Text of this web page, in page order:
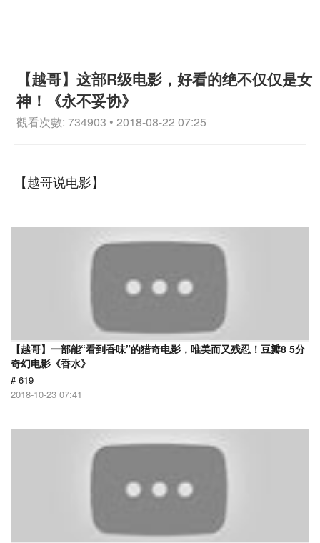
【越哥】这部R级电影，好看的绝不仅仅是女
神！《永不妥协》
觀看次數: 734903 • 2018-08-22 07:25
【越哥说电影】
【越哥】一部能“看到香味”的猎奇电影，唯美而又残忍！豆瓣8 5分
奇幻电影《香水》
# 619
2018-10-23 07:41